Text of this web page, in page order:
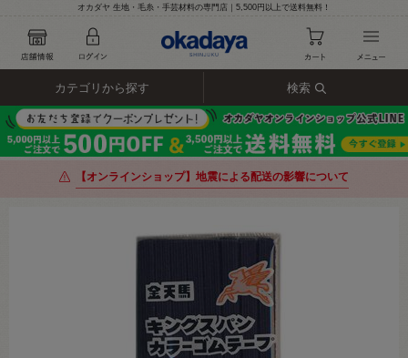
オカダヤ 生地・毛糸・手芸材料の専門店｜5,500円以上で送料無料！
カテゴリから探す 検索
【オンラインショップ】地震による配送の影響について